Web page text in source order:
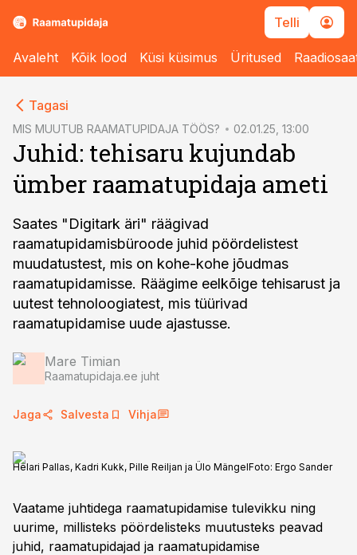
Telli
Avaleht Kõik lood Küsi küsimus Üritused
Tagasi
MIS MUUTUB RAAMATUPIDAJA TÖÖS? 02.01.25, 13:00
Juhid: tehisaru kujundab
ümber raamatupidaja ameti
Saates "Digitark äri" räägivad
raamatupidamisbüroode juhid pöördelistest
muudatustest, mis on kohe-kohe jõudmas
raamatupidamisse. Räägime eelkõige tehisarust ja
uutest tehnoloogiatest, mis tüürivad
raamatupidamise uude ajastusse.
Mare Timian
Raamatupidaja.ee juht
Jaga Salvesta Vihja
Helari Pallas, Kadri Kukk, Pille Reiljan ja Ülo MängelFoto: Ergo Sander
Vaatame juhtidega raamatupidamise tulevikku ning
uurime, millisteks pöördelisteks muutusteks peavad
juhid, raamatupidajad ja raamatupidamise